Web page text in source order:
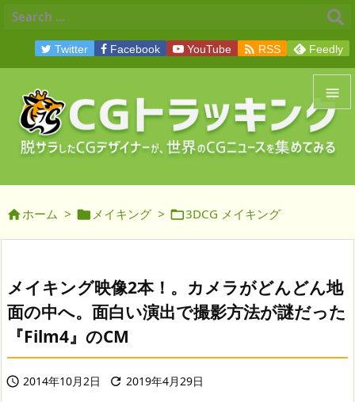


メニュ
前へ
次へ

検索
Twitter Facebook YouTube  RSS Feedly
ホーム >  メイキング > 3DCG メイキング
メイキング映像2本！。カメラがどんどん地
面の中へ。面白い演出で撮影方法が謎だった
『Film4』のCM
 2014年10月2日  2019年4月29日